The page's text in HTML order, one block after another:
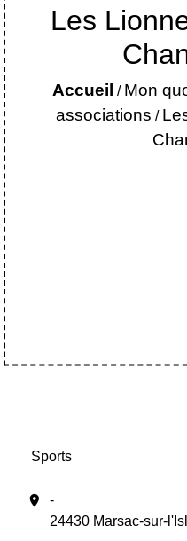
Les
Accueil / Mon
associations /
Sports
location_on
-
24430 Marsac-sur-